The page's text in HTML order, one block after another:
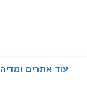
עוד אתרים ומדיה